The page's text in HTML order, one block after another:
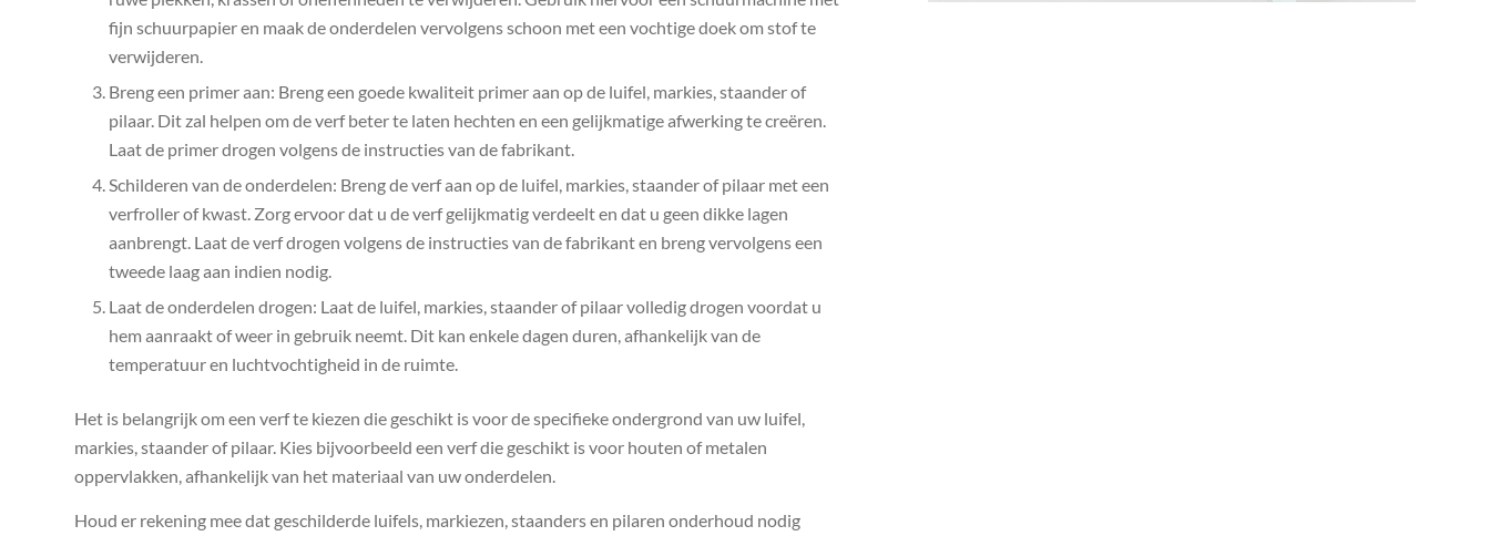
fijn schuurpapier en maak de onderdelen vervolgens schoon met een vochtige doek om stof te
verwijderen.
Breng een primer aan: Breng een goede kwaliteit primer aan op de luifel, markies, staander of
pilaar. Dit zal helpen om de verf beter te laten hechten en een gelijkmatige afwerking te creëren.
Laat de primer drogen volgens de instructies van de fabrikant.
Schilderen van de onderdelen: Breng de verf aan op de luifel, markies, staander of pilaar met een
verfroller of kwast. Zorg ervoor dat u de verf gelijkmatig verdeelt en dat u geen dikke lagen
aanbrengt. Laat de verf drogen volgens de instructies van de fabrikant en breng vervolgens een
tweede laag aan indien nodig.
Laat de onderdelen drogen: Laat de luifel, markies, staander of pilaar volledig drogen voordat u
hem aanraakt of weer in gebruik neemt. Dit kan enkele dagen duren, afhankelijk van de
temperatuur en luchtvochtigheid in de ruimte.
Het is belangrijk om een verf te kiezen die geschikt is voor de specifieke ondergrond van uw luifel,
markies, staander of pilaar. Kies bijvoorbeeld een verf die geschikt is voor houten of metalen
oppervlakken, afhankelijk van het materiaal van uw onderdelen.
Houd er rekening mee dat geschilderde luifels, markiezen, staanders en pilaren onderhoud nodig